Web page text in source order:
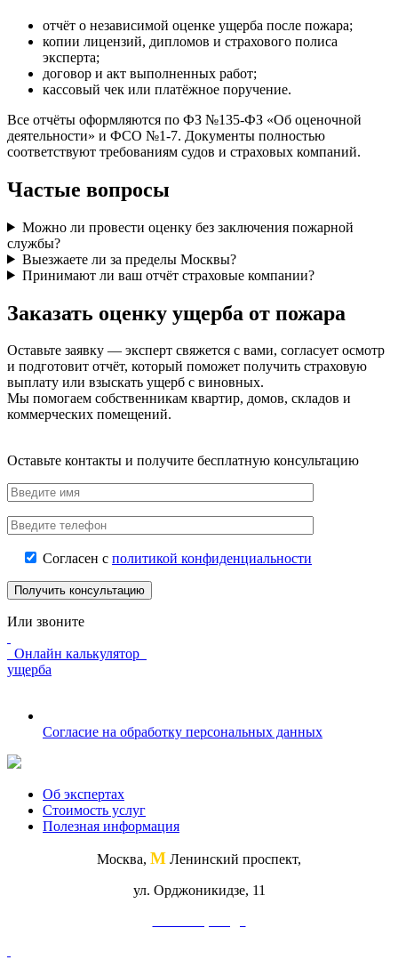
отчёт о независимой оценке ущерба после пожара;
копии лицензий, дипломов и страхового полиса
эксперта;
договор и акт выполненных работ;
кассовый чек или платёжное поручение.
Все отчёты оформляются по ФЗ №135-ФЗ «Об оценочной
деятельности» и ФСО №1-7. Документы полностью
соответствуют требованиям судов и страховых компаний.
Частые вопросы
Можно ли провести оценку без заключения пожарной
службы?
Выезжаете ли за пределы Москвы?
Принимают ли ваш отчёт страховые компании?
Заказать оценку ущерба от пожара
Оставьте заявку — эксперт свяжется с вами, согласует осмотр
и подготовит отчёт, который поможет получить страховую
выплату или взыскать ущерб с виновных.
Мы помогаем собственникам квартир, домов, складов и
коммерческих помещений.
Оставьте контакты и получите бесплатную консультацию
Согласен с политикой конфиденциальности
Получить консультацию
Или звоните
Онлайн калькулятор
ущерба
Согласие на обработку персональных данных
Об экспертах
Стоимость услуг
Полезная информация
Москва, М Ленинский проспект,
ул. Орджоникидзе, 11